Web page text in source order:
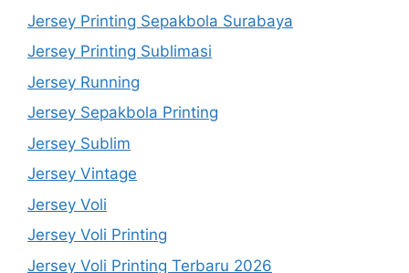
Jersey Printing Sepakbola Surabaya
Jersey Printing Sublimasi
Jersey Running
Jersey Sepakbola Printing
Jersey Sublim
Jersey Vintage
Jersey Voli
Jersey Voli Printing
Jersey Voli Printing Terbaru 2026